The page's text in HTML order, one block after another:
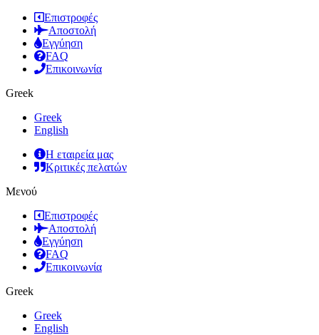
Επιστροφές
Αποστολή
Εγγύηση
FAQ
Επικοινωνία
Greek
Greek
English
Η εταιρεία μας
Κριτικές πελατών
Μενού
Επιστροφές
Αποστολή
Εγγύηση
FAQ
Επικοινωνία
Greek
Greek
English